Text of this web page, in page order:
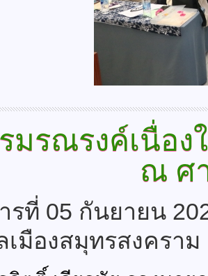
มรณรงค์เนื่อ
ณ ศ
รที่ 05 กันยายน
เมืองสมุทรสงคราม